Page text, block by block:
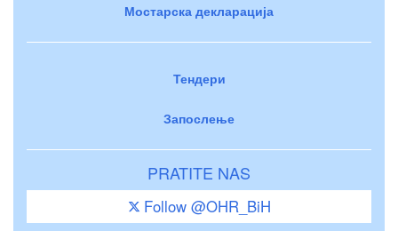
Мостарска декларација
Тендери
Запослење
PRATITE NAS
Follow @OHR_BiH